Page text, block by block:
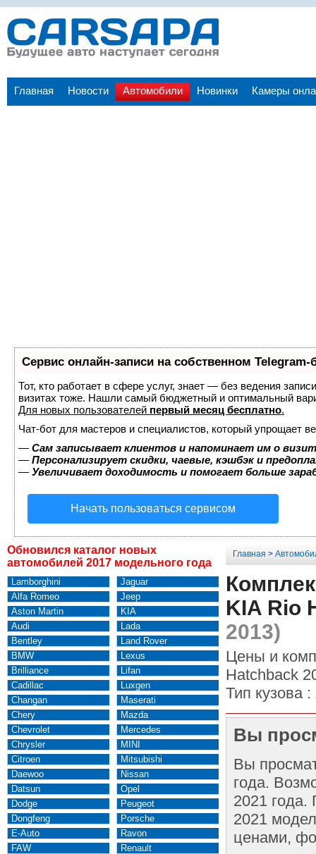
Главная Новости Автомобили Новинки Камеры
Сервис онлайн-записи на собственном Telegram-
Тот, кто работает в сфере услуг, знает — без ведения
визитах тоже. Нашли самый бюджетный и оптимальный
Для новых пользователей первый месяц бесплатно.
Чат-бот для мастеров и специалистов, который упрощает
— Сам записывает клиентов и напоминает им о
— Персонализирует скидки, чаевые, кэшбэк и
— Увеличивает доходимость и помогает больше
Начать пользоваться сервисом
Обновился каталог новых
автомобилей 2017 модельного года
Lamborghini
Alfa Romeo
Aston Martin
Audi
Bentley
BMW
Brilliance
Cadillac
Changan
Chery
Chevrolet
Chrysler
Citroen
Daewoo
Datsun
Dodge
Dongfeng
E-Auto
FAW
Jaguar
Jeep
KIA
Lada
Land Rover
Lexus
Lifan
Luxgen
Maserati
Mazda
Mercedes
MINI
Mitsubishi
Nissan
Opel
Peugeot
Porsche
Ravon
Renault
Главная >
KIA Rio
2013)
Цены и
Hatchback
Тип кузова :
Вы
Вы
года.
2021 года.
2021
ценами,